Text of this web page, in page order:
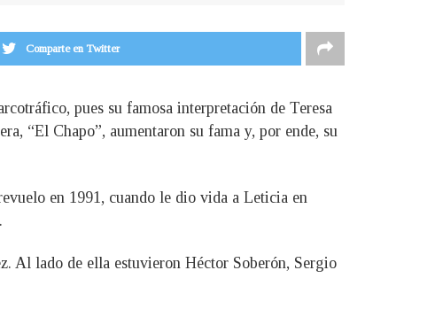
Comparte en Twitter
pues su famosa interpretación de Teresa
“El Chapo”, aumentaron su fama y, por ende, su
en 1991, cuando le dio vida a Leticia en
Al lado de ella estuvieron Héctor Soberón, Sergio